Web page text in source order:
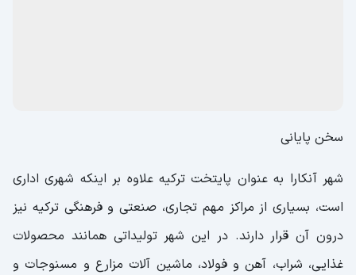
سخن پایانی
شهر آنکارا به عنوان پایتخت ترکیه علاوه بر اینکه شهری اداری
است، بسیاری از مراکز مهم تجاری، صنعتی و فرهنگی ترکیه نیز
درون آن قرار دارند. در این شهر تولیداتی همانند محصولات
غذایی، شراب، آهن و فولاد، ماشین آلات مزارع و مسنوجات و